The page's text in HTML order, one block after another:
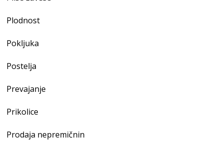
Plodnost
Pokljuka
Postelja
Prevajanje
Prikolice
Prodaja nepremičnin